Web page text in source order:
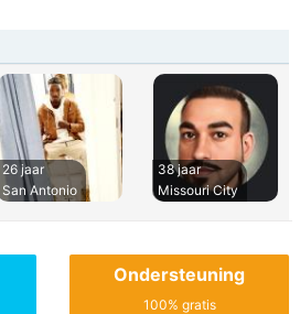
26 jaar
San Antonio
38 jaar
Missouri City
Ondersteuning
100% gratis